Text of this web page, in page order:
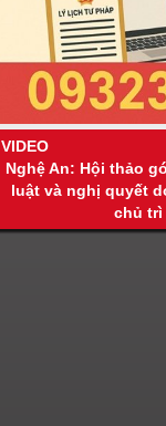
VIDEO
Nghệ An: Hội thảo
luật và nghị quyết
chủ trì